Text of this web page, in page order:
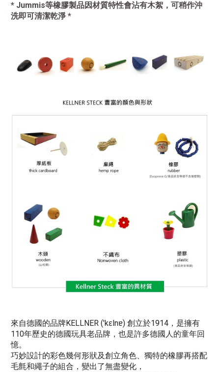
* Jummis等橡膠製品因材質特性會沾有木絮，可稍作沖
洗即可清潔乾淨 *
來自德國的品牌KELLNER (ˈkɛlnɐ) 創立於1914，是擁有
110年歷史的德國玩具老品牌，也是許多德國人的童年回
憶。
巧妙設計的彩色幾何形狀及創立角色、獨特的橡膠再搭配
毛氈和繩子的組合，變出了無盡變化，